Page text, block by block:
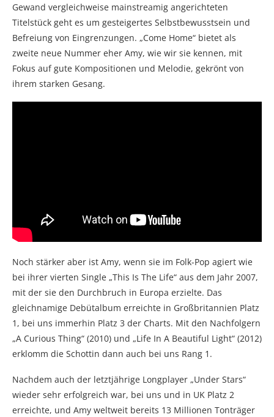
Gewand vergleichweise mainstreamig angerichteten
Titelstück geht es um gesteigertes Selbstbewusstsein und
Befreiung von Eingrenzungen. „Come Home“ bietet als
zweite neue Nummer eher Amy, wie wir sie kennen, mit
Fokus auf gute Kompositionen und Melodie, gekrönt von
ihrem starken Gesang.
Noch stärker aber ist Amy, wenn sie im Folk-Pop agiert wie
bei ihrer vierten Single „This Is The Life“ aus dem Jahr 2007,
mit der sie den Durchbruch in Europa erzielte. Das
gleichnamige Debütalbum erreichte in Großbritannien Platz
1, bei uns immerhin Platz 3 der Charts. Mit den Nachfolgern
„A Curious Thing“ (2010) und „Life In A Beautiful Light“ (2012)
erklomm die Schottin dann auch bei uns Rang 1.
Nachdem auch der letztjährige Longplayer „Under Stars“
wieder sehr erfolgreich war, bei uns und in UK Platz 2
erreichte, und Amy weltweit bereits 13 Millionen Tonträger